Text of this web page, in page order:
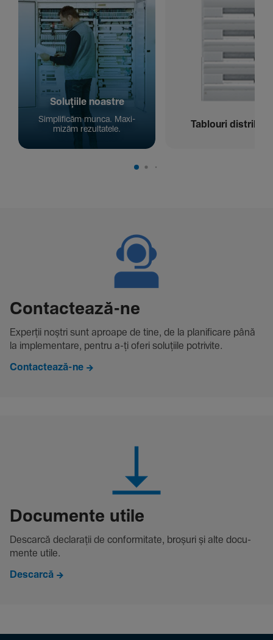
Solu­țiile noastre
Simpli­ficăm munca. Maxi­
mizăm rezul­ta­tele.
Tablouri
Contac­tează-ne
Experții noștri sunt aproape de tine, de la plani­fi­care până
la imple­men­tare, pentru a-ți oferi solu­țiile potri­vite.
Contactează-ne
Docu­mente utile
Descarcă decla­rații de conformitate, broșuri și alte docu­
mente utile.
Descarcă